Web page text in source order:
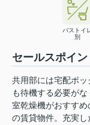
バストイ
別
セールスポイン
共用部には宅配ボ
も待機する必要が
室乾燥機がおすす
の賃貸物件。充実